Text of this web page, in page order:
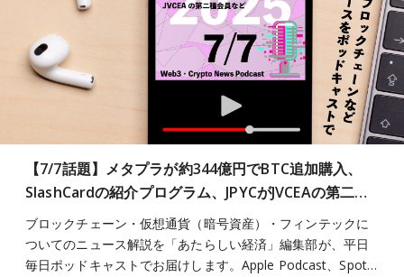
【7/7話題】メタプラが約344億円でBTC追加購入、
SlashCardの紹介プログラム、JPYCがJVCEAの第二…
ブロックチェーン・仮想通貨（暗号資産）・フィンテックに
ついてのニュース解説を「あたらしい経済」編集部が、平日
毎日ポッドキャストでお届けします。Apple Podcast、Spot…